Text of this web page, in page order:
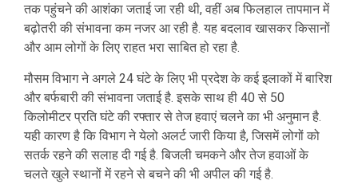
तक पहुंचने की आशंका जताई जा रही थी, वहीं अब फिलहाल तापमान में
बढ़ोतरी की संभावना कम नजर आ रही है. यह बदलाव खासकर किसानों
और आम लोगों के लिए राहत भरा साबित हो रहा है.
मौसम विभाग ने अगले 24 घंटे के लिए भी प्रदेश के कई इलाकों में बारिश
और बर्फबारी की संभावना जताई है. इसके साथ ही 40 से 50
किलोमीटर प्रति घंटे की रफ्तार से तेज हवाएं चलने का भी अनुमान है.
यही कारण है कि विभाग ने येलो अलर्ट जारी किया है, जिसमें लोगों को
सतर्क रहने की सलाह दी गई है. बिजली चमकने और तेज हवाओं के
चलते खुले स्थानों में रहने से बचने की भी अपील की गई है.